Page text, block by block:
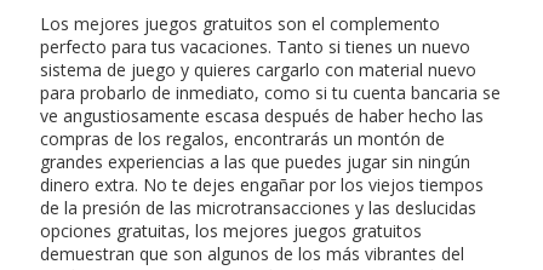
Los mejores juegos gratuitos son el complemento
perfecto para tus vacaciones. Tanto si tienes un nuevo
sistema de juego y quieres cargarlo con material nuevo
para probarlo de inmediato, como si tu cuenta bancaria se
ve angustiosamente escasa después de haber hecho las
compras de los regalos, encontrarás un montón de
grandes experiencias a las que puedes jugar sin ningún
dinero extra. No te dejes engañar por los viejos tiempos
de la presión de las microtransacciones y las deslucidas
opciones gratuitas, los mejores juegos gratuitos
demuestran que son algunos de los más vibrantes del